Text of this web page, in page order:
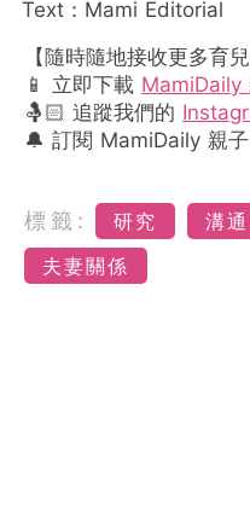
Text：Mami Editorial
【隨時隨地接收更多育
📱 立即下載 MamiDaily
🤱🏻 追蹤我們的
🔔 訂閱 MamiDaily 親
標籤: 研究 溝通
夫妻關係